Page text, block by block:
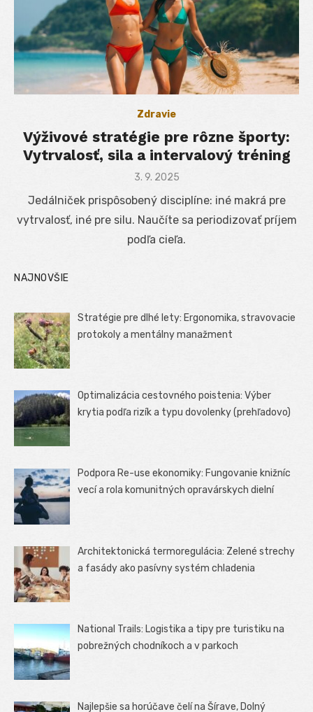
Zdravie
Výživové stratégie pre rôzne športy:
Vytrvalosť, sila a intervalový tréning
Posted
3. 9. 2025
Jedálniček prispôsobený disciplíne: iné makrá pre
vytrvalosť, iné pre silu. Naučíte sa periodizovať príjem
podľa cieľa.
NAJNOVŠIE
Stratégie pre dlhé lety: Ergonomika, stravovacie
protokoly a mentálny manažment
Optimalizácia cestovného poistenia: Výber
krytia podľa rizík a typu dovolenky (prehľadovo)
Podpora Re-use ekonomiky: Fungovanie knižníc
vecí a rola komunitných opravárskych dielní
Architektonická termoregulácia: Zelené strechy
a fasády ako pasívny systém chladenia
National Trails: Logistika a tipy pre turistiku na
pobrežných chodníkoch a v parkoch
Najlepšie sa horúčave čelí na Šírave, Dolný